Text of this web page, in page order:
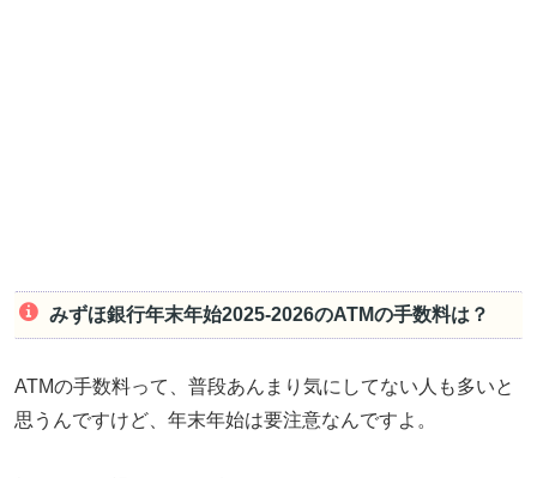
みずほ銀行年末年始2025-2026のATMの手数料は？
ATMの手数料って、普段あんまり気にしてない人も多いと
思うんですけど、年末年始は要注意なんですよ。